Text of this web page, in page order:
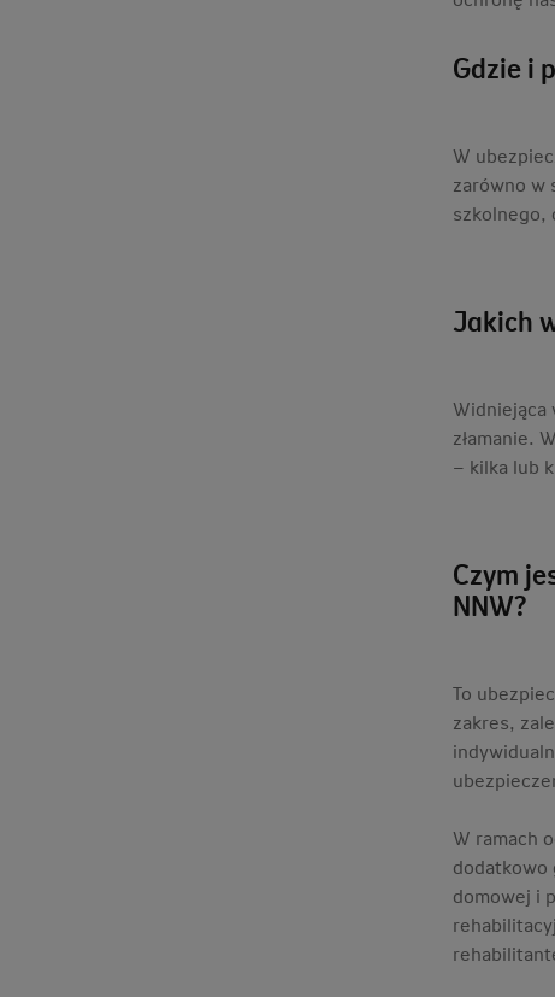
Gdzie i
W
zarówno w
szkolnego,
Jakich
Widniejąca
złamanie.
– kilka lub
Czym
NNW?
To
zakres,
W ramach
dodatkowo
domowej i